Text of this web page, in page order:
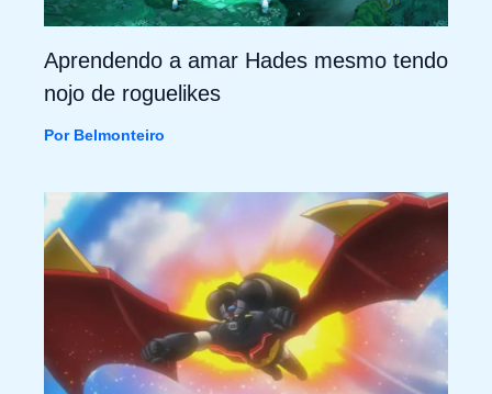
Aprendendo a amar Hades mesmo tendo
nojo de roguelikes
Por Belmonteiro